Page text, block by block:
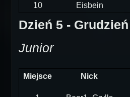
10
Eisbein
Dzień 5 -
Junior
Miejsce Nick